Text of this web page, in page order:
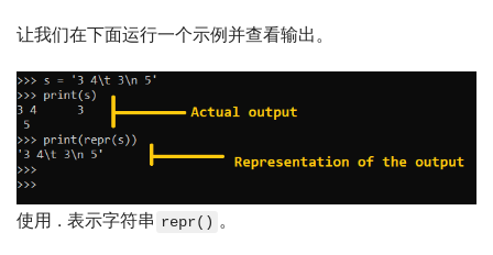
让我们在下面运行一个示例并查看输出。
使用 . 表示字符串 repr() 。